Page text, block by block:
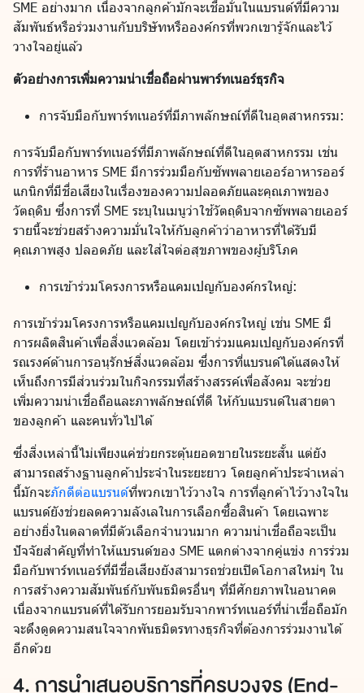
SME อย่างมาก เนื่องจากลูกค้ามักจะเชื่อมั่นในแบรนด์ที่มีความ
สัมพันธ์หรือร่วมงานกับบริษัทหรือองค์กรที่พวกเขารู้จักและไว้
วางใจอยู่แล้ว
ตัวอย่างการเพิ่มความน่าเชื่อถือผ่านพาร์ทเนอร์ธุรกิจ
การจับมือกับพาร์ทเนอร์ที่มีภาพลักษณ์ที่ดีในอุตสาหกรรม:
การจับมือกับพาร์ทเนอร์ที่มีภาพลักษณ์ที่ดีในอุตสาหกรรม เช่น
การที่ร้านอาหาร SME มีการร่วมมือกับซัพพลายเออร์อาหารออร์
แกนิกที่มีชื่อเสียงในเรื่องของความปลอดภัยและคุณภาพของ
วัตถุดิบ ซึ่งการที่ SME ระบุในเมนูว่าใช้วัตถุดิบจากซัพพลายเออร์
รายนี้จะช่วยสร้างความมั่นใจให้กับลูกค้าว่าอาหารที่ได้รับมี
คุณภาพสูง ปลอดภัย และใส่ใจต่อสุขภาพของผู้บริโภค
การเข้าร่วมโครงการหรือแคมเปญกับองค์กรใหญ่:
การเข้าร่วมโครงการหรือแคมเปญกับองค์กรใหญ่ เช่น SME มี
การผลิตสินค้าเพื่อสิ่งแวดล้อม โดยเข้าร่วมแคมเปญกับองค์กรที่
รณรงค์ด้านการอนุรักษ์สิ่งแวดล้อม ซึ่งการที่แบรนด์ได้แสดงให้
เห็นถึงการมีส่วนร่วมในกิจกรรมที่สร้างสรรค์เพื่อสังคม จะช่วย
เพิ่มความน่าเชื่อถือและภาพลักษณ์ที่ดี ให้กับแบรนด์ในสายตา
ของลูกค้า และคนทั่วไปได้
ซึ่งสิ่งเหล่านี้ไม่เพียงแค่ช่วยกระตุ้นยอดขายในระยะสั้น แต่ยัง
สามารถสร้างฐานลูกค้าประจำในระยะยาว โดยลูกค้าประจำเหล่า
นี้มักจะภักดีต่อแบรนด์ที่พวกเขาไว้วางใจ การที่ลูกค้าไว้วางใจใน
แบรนด์ยังช่วยลดความลังเลในการเลือกซื้อสินค้า โดยเฉพาะ
อย่างยิ่งในตลาดที่มีตัวเลือกจำนวนมาก ความน่าเชื่อถือจะเป็น
ปัจจัยสำคัญที่ทำให้แบรนด์ของ SME แตกต่างจากคู่แข่ง การร่วม
มือกับพาร์ทเนอร์ที่มีชื่อเสียงยังสามารถช่วยเปิดโอกาสใหม่ๆ ใน
การสร้างความสัมพันธ์กับพันธมิตรอื่นๆ ที่มีศักยภาพในอนาคต
เนื่องจากแบรนด์ที่ได้รับการยอมรับจากพาร์ทเนอร์ที่น่าเชื่อถือมัก
จะดึงดูดความสนใจจากพันธมิตรทางธุรกิจที่ต้องการร่วมงานได้
อีกด้วย
4. การนำเสนอบริการที่ครบวงจร (End-